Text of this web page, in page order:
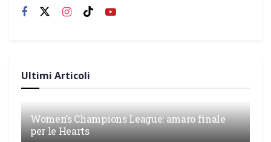
Ultimi Articoli
Women’s Champions League: amaro finale
per le Hearts